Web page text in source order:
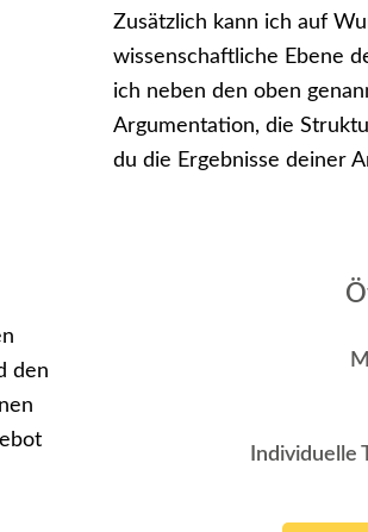
Zusätzlich kann ich auf
wissenschaftliche Ebene
ich neben den oben
Argumentation, die
du die Ergebnisse deiner
den
Individuelle